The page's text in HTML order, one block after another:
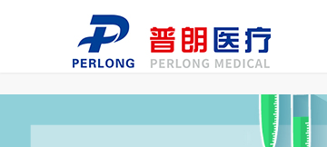
华体会体育_华体会（中国）